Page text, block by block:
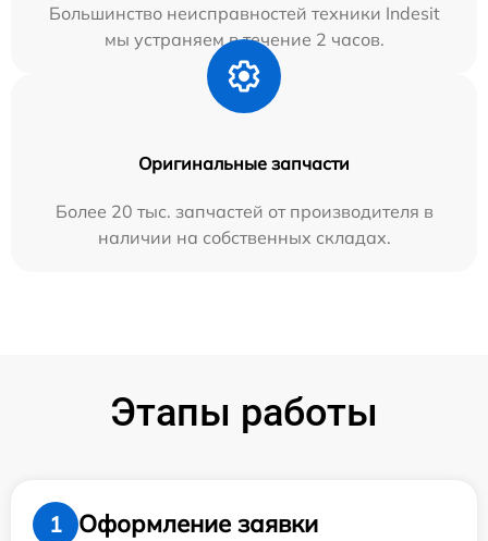
Большинство неисправностей техники Indesit
мы устраняем в течение 2 часов.
Оригинальные запчасти
Более 20 тыс. запчастей от производителя в
наличии на собственных складах.
Этапы работы
1
Оформление заявки